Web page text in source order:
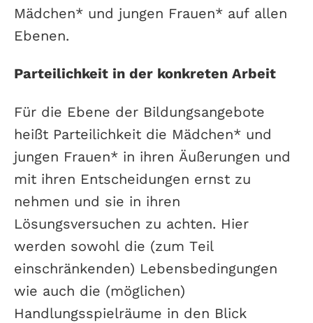
Mädchen* und jungen Frauen* auf allen
Ebenen.
Parteilichkeit in der konkreten Arbeit
Für die Ebene der Bildungsangebote
heißt Parteilichkeit die Mädchen* und
jungen Frauen* in ihren Äußerungen und
mit ihren Entscheidungen ernst zu
nehmen und sie in ihren
Lösungsversuchen zu achten. Hier
werden sowohl die (zum Teil
einschränkenden) Lebensbedingungen
wie auch die (möglichen)
Handlungsspielräume in den Blick